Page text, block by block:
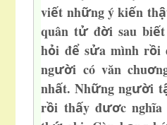
viết những ý kiến thậ
quân tửđời sau biế
hỏi đểsửa mình rồi
người có văn chuơn
nhất. Những người t
rồi thấy đươc